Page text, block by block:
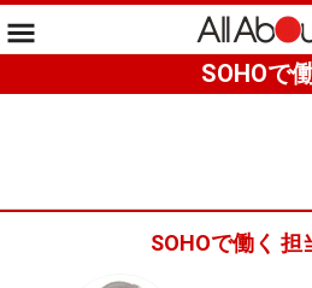
SOHOで
SOHOで働く 担